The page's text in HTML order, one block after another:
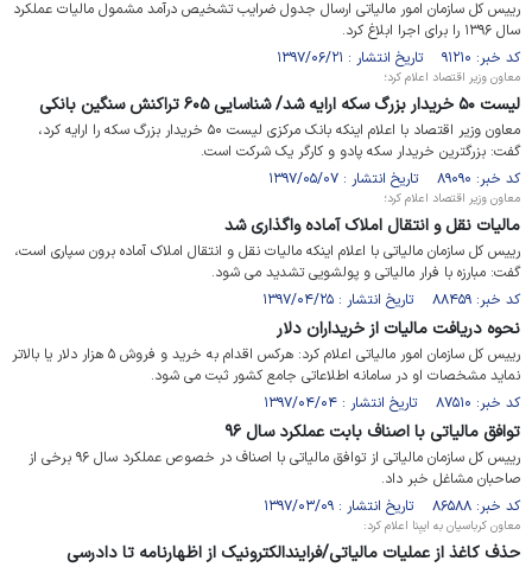
رییس کل سازمان امور مالیاتی ارسال جدول ضرایب تشخیص درآمد مشمول مالیات عملکرد
سال ۱۳۹۶ را برای اجرا ابلاغ کرد.
کد خبر: ۹۱۲۱۰ تاریخ انتشار : ۱۳۹۷/۰۶/۲۱
معاون وزیر اقتصاد اعلام کرد؛
لیست ۵۰ خریدار بزرگ سکه ارایه شد/ شناسایی ۶۰۵ تراکنش سنگین بانکی
معاون وزیر اقتصاد با اعلام اینکه بانک مرکزی لیست ۵۰ خریدار بزرگ سکه را ارایه کرد،
گفت: بزرگترین خریدار سکه پادو و کارگر یک شرکت است.
کد خبر: ۸۹۰۹۰ تاریخ انتشار : ۱۳۹۷/۰۵/۰۷
معاون وزیر اقتصاد اعلام کرد؛
مالیات نقل و انتقال املاک آماده واگذاری شد
رییس کل سازمان مالیاتی با اعلام اینکه مالیات نقل و انتقال املاک آماده برون سپاری است،
گفت: مبارزه با فرار مالیاتی و پولشویی تشدید می شود.
کد خبر: ۸۸۴۵۹ تاریخ انتشار : ۱۳۹۷/۰۴/۲۵
نحوه دریافت مالیات از خریداران دلار
رییس کل سازمان امور مالیاتی اعلام کرد: هرکس اقدام به خرید و فروش ۵ هزار دلار یا بالاتر
نماید مشخصات او در سامانه اطلاعاتی جامع کشور ثبت می شود.
کد خبر: ۸۷۵۱۰ تاریخ انتشار : ۱۳۹۷/۰۴/۰۴
توافق مالیاتی با اصناف بابت عملکرد سال ۹۶
رییس کل سازمان مالیاتی از توافق مالیاتی با اصناف در خصوص عملکرد سال ۹۶ برخی از
صاحبان مشاغل خبر داد.
کد خبر: ۸۶۵۸۸ تاریخ انتشار : ۱۳۹۷/۰۳/۰۹
معاون کرباسیان به ایبِنا اعلام کرد:
حذف کاغذ از عملیات مالیاتی/فرایندالکترونیک از اظهارنامه تا دادرسی